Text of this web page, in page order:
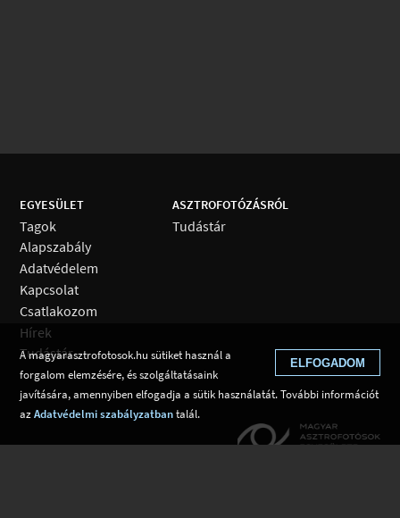
EGYESÜLET
Tagok
Alapszabály
Adatvédelem
Kapcsolat
Csatlakozom
Hírek
Tudástár
ASZTROFOTÓZÁSRÓL
Tudástár
ELFOGADOM
A magyarasztrofotosok.hu sütiket használ a
forgalom elemzésére, és szolgáltatásaink
javítására, amennyiben elfogadja a sütik használatát. További információt
azAdatvédelmi szabályzatbantalál.